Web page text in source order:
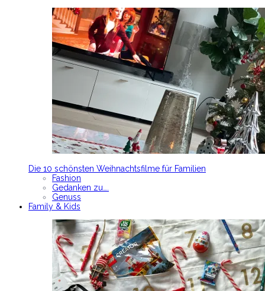
Die 10 schönsten Weihnachtsfilme für Familien
Fashion
Gedanken zu….
Genuss
Family & Kids